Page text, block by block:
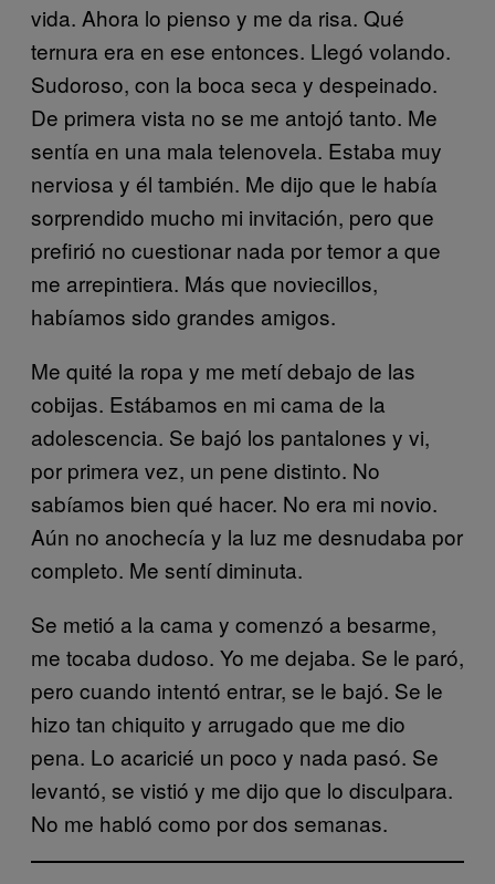
vida. Ahora lo pienso y me da risa. Qué
ternura era en ese entonces. Llegó volando.
Sudoroso, con la boca seca y despeinado.
De primera vista no se me antojó tanto. Me
sentía en una mala telenovela. Estaba muy
nerviosa y él también. Me dijo que le había
sorprendido mucho mi invitación, pero que
prefirió no cuestionar nada por temor a que
me arrepintiera. Más que noviecillos,
habíamos sido grandes amigos.
Me quité la ropa y me metí debajo de las
cobijas. Estábamos en mi cama de la
adolescencia. Se bajó los pantalones y vi,
por primera vez, un pene distinto. No
sabíamos bien qué hacer. No era mi novio.
Aún no anochecía y la luz me desnudaba por
completo. Me sentí diminuta.
Se metió a la cama y comenzó a besarme,
me tocaba dudoso. Yo me dejaba. Se le paró,
pero cuando intentó entrar, se le bajó. Se le
hizo tan chiquito y arrugado que me dio
pena. Lo acaricié un poco y nada pasó. Se
levantó, se vistió y me dijo que lo disculpara.
No me habló como por dos semanas.